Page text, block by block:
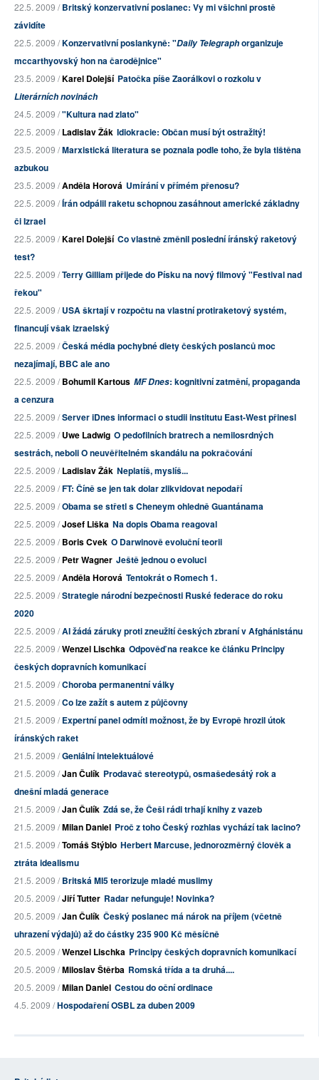
22.5. 2009 /Britský konzervativní poslanec: Vy mi všichni prostě
závidíte
22.5. 2009 /Konzervativní poslankyně: "Daily Telegraphorganizuje
mccarthyovský hon na čarodějnice"
23.5. 2009 /Karel Dolejší Patočka píše Zaorálkovi o rozkolu v
Literárních novinách
24.5. 2009 /"Kultura nad zlato"
22.5. 2009 /Ladislav Žák Idiokracie: Občan musí být ostražitý!
23.5. 2009 /Marxistická literatura se poznala podle toho, že byla tištěna
azbukou
23.5. 2009 /Anděla Horová Umírání v přímém přenosu?
22.5. 2009 /Írán odpálil raketu schopnou zasáhnout americké základny
či Izrael
22.5. 2009 /Karel Dolejší Co vlastně změnil poslední íránský raketový
test?
22.5. 2009 /Terry Gilliam přijede do Písku na nový filmový "Festival nad
řekou"
22.5. 2009 /USA škrtají v rozpočtu na vlastní protiraketový systém,
financují však izraelský
22.5. 2009 /Česká média pochybné diety českých poslanců moc
nezajímají, BBC ale ano
22.5. 2009 /Bohumil Kartous MF Dnes: kognitivní zatmění, propaganda
a cenzura
22.5. 2009 /Server iDnes informaci o studii institutu East-West přinesl
22.5. 2009 /Uwe Ladwig O pedofilních bratrech a nemilosrdných
sestrách, neboli O neuvěřitelném skandálu na pokračování
22.5. 2009 /Ladislav Žák Neplatíš, myslíš...
22.5. 2009 /FT: Číně se jen tak dolar zlikvidovat nepodaří
22.5. 2009 /Obama se střetl s Cheneym ohledně Guantánama
22.5. 2009 /Josef Liška Na dopis Obama reagoval
22.5. 2009 /Boris Cvek O Darwinově evoluční teorii
22.5. 2009 /Petr Wagner Ještě jednou o evoluci
22.5. 2009 /Anděla Horová Tentokrát o Romech 1.
22.5. 2009 /Strategie národní bezpečnosti Ruské federace do roku
2020
22.5. 2009 /AI žádá záruky proti zneužití českých zbraní v Afghánistánu
22.5. 2009 /Wenzel Lischka Odpověď na reakce ke článku Principy
českých dopravních komunikací
21.5. 2009 /Choroba permanentní války
21.5. 2009 /Co lze zažít s autem z půjčovny
21.5. 2009 /Expertní panel odmítl možnost, že by Evropě hrozil útok
íránských raket
21.5. 2009 /Geniální intelektuálové
21.5. 2009 /Jan Čulík Prodavač stereotypů, osmašedesátý rok a
dnešní mladá generace
21.5. 2009 /Jan Čulík Zdá se, že Češi rádi trhají knihy z vazeb
21.5. 2009 /Milan Daniel Proč z toho Český rozhlas vychází tak lacino?
21.5. 2009 /Tomáš Stýblo Herbert Marcuse, jednorozměrný člověk a
ztráta idealismu
21.5. 2009 /Britská MI5 terorizuje mladé muslimy
20.5. 2009 /Jiří Tutter Radar nefunguje! Novinka?
20.5. 2009 /Jan Čulík Český poslanec má nárok na příjem (včetně
uhrazení výdajů) až do částky 235 900 Kč měsíčně
20.5. 2009 /Wenzel Lischka Principy českých dopravních komunikací
20.5. 2009 /Miloslav Štěrba Romská třída a ta druhá....
20.5. 2009 /Milan Daniel Cestou do oční ordinace
4.5. 2009 /Hospodaření OSBL za duben 2009